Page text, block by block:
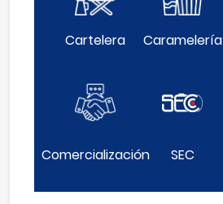
Cartelera Caramelería
Comercialización SEC